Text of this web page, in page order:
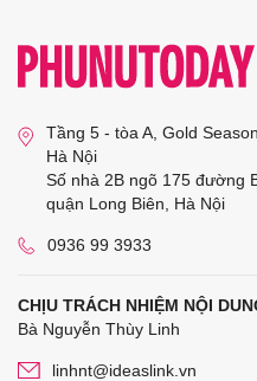
Tầng 5 - tòa A, Gold
Hà Nội
Số nhà 2B ngõ 175 đường
quận Long Biên, Hà Nội
0936 99 3933
CHỊU TRÁCH NHIỆM NỘI
Bà Nguyễn Thùy Linh
linhnt@ideaslink.vn